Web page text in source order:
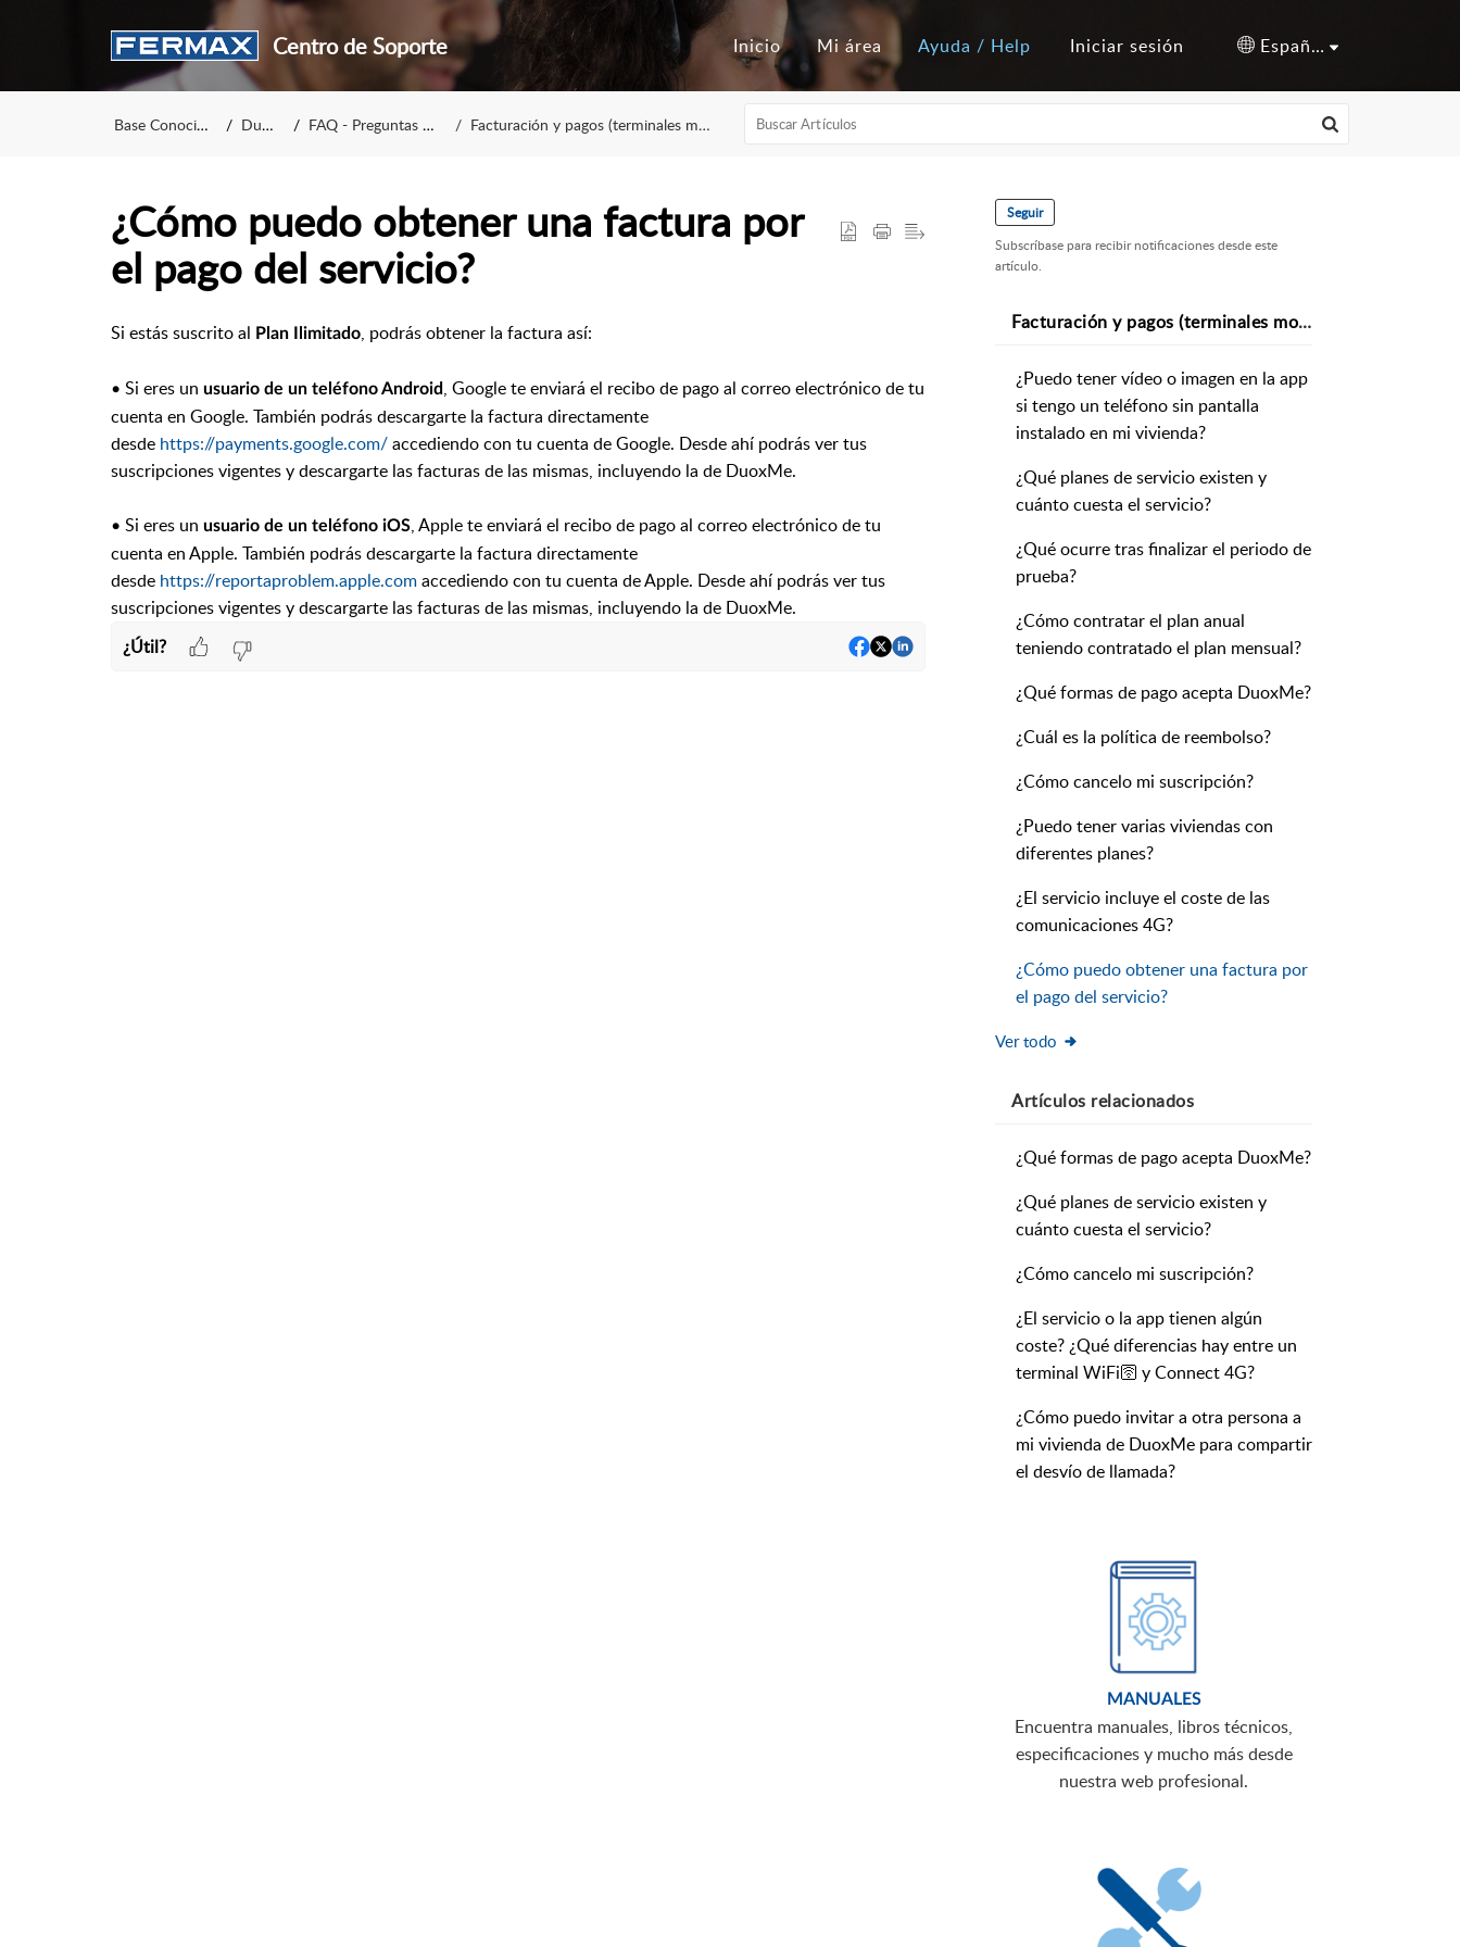
Centro de Soporte Inicio Mi área Ayuda / Help Iniciar sesión Español (España)
Base Conocimiento DuoxMe FAQ - Preguntas frecuentes Facturación y pagos (terminales modelo NO-WiFi)
¿Cómo puedo obtener una factura por
el pago del servicio?
Si estás suscrito al Plan Ilimitado, podrás obtener la factura así:
• Si eres un usuario de un teléfono Android, Google te enviará el recibo de pago al correo electrónico de tu
cuenta en Google. También podrás descargarte la factura directamente
desde https://payments.google.com/accediendo con tu cuenta de Google. Desde ahí podrás ver tus
suscripciones vigentes y descargarte las facturas de las mismas, incluyendo la de DuoxMe.
• Si eres un usuario de un teléfono iOS, Apple te enviará el recibo de pago al correo electrónico de tu
cuenta en Apple. También podrás descargarte la factura directamente
desde https://reportaproblem.apple.comaccediendo con tu cuenta de Apple. Desde ahí podrás ver tus
suscripciones vigentes y descargarte las facturas de las mismas, incluyendo la de DuoxMe.
¿Útil?
Seguir
Subscríbase para recibir notificaciones desde este
artículo.
Facturación y pagos (terminales modelo NO-WiFi)
¿Puedo tener vídeo o imagen en la app
si tengo un teléfono sin pantalla
instalado en mi vivienda?
¿Qué planes de servicio existen y
cuánto cuesta el servicio?
¿Qué ocurre tras finalizar el periodo de
prueba?
¿Cómo contratar el plan anual
teniendo contratado el plan mensual?
¿Qué formas de pago acepta DuoxMe?
¿Cuál es la política de reembolso?
¿Cómo cancelo mi suscripción?
¿Puedo tener varias viviendas con
diferentes planes?
¿El servicio incluye el coste de las
comunicaciones 4G?
¿Cómo puedo obtener una factura por
el pago del servicio?
Ver todo
Artículos relacionados
¿Qué formas de pago acepta DuoxMe?
¿Qué planes de servicio existen y
cuánto cuesta el servicio?
¿Cómo cancelo mi suscripción?
¿El servicio o la app tienen algún
coste? ¿Qué diferencias hay entre un
terminal WiFi🛜 y Connect 4G?
¿Cómo puedo invitar a otra persona a
mi vivienda de DuoxMe para compartir
el desvío de llamada?
MANUALES
Encuentra manuales, libros técnicos,
especificaciones y mucho más desde
nuestra web profesional.